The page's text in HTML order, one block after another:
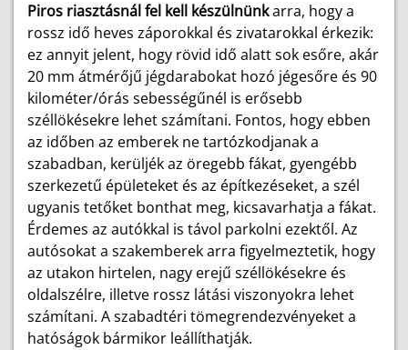
Piros riasztásnálfel kell készülnünkarra, hogy a
rossz idő heves záporokkal és zivatarokkal érkezik:
ez annyit jelent, hogy rövid idő alatt sok esőre, akár
20 mm átmérőjű jégdarabokat hozó jégesőre és 90
kilométer/órás sebességűnél is erősebb
széllökésekre lehet számítani. Fontos, hogy ebben
az időben az emberek ne tartózkodjanak a
szabadban, kerüljék az öregebb fákat, gyengébb
szerkezetű épületeket és az építkezéseket, a szél
ugyanis tetőket bonthat meg, kicsavarhatja a fákat.
Érdemes az autókkal is távol parkolni ezektől. Az
autósokat a szakemberek arra figyelmeztetik, hogy
az utakon hirtelen, nagy erejű széllökésekre és
oldalszélre, illetve rossz látási viszonyokra lehet
számítani. A szabadtéri tömegrendezvényeket a
hatóságok bármikor leállíthatják.